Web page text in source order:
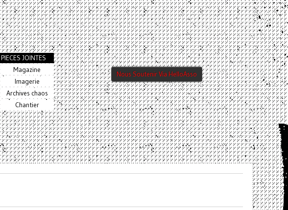
PIECES JOINTES
Magazine
Imagerie
Archives chaos
Chantier
Nous Soutenir Via HelloAsso